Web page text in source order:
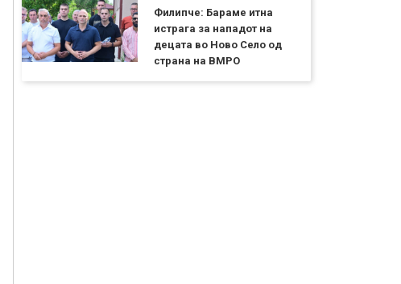
Филипче: Бараме итна
истрага за нападот на
децата во Ново Село од
страна на ВМРО